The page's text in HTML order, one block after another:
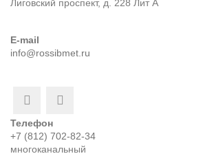
Лиговский проспект, д. 228 Лит А
E-mail
info@rossibmet.ru
Телефон
+7 (812) 702-82-34
многоканальный